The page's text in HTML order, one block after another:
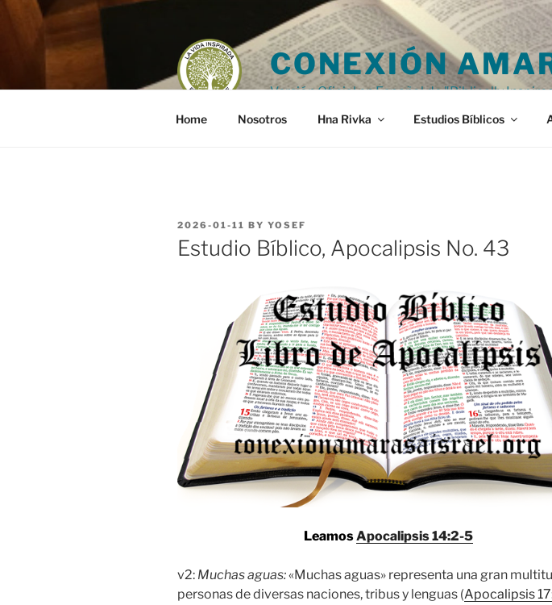
Skip
CONEXIÓN
Versión Oficial en Español de "Biblically
Home Nosotros Hna Rivka Estudios Bíblicos
POSTED
ON
2026-01-11 BY YOSEF
Estudio Bíblico, Apocalipsis No. 43
LeamosApocalipsis 14:2-5
v2: Muchas aguas:«Muchas aguas» representa una gran
personas de diversas naciones, tribus y lenguas (Apocalipsis